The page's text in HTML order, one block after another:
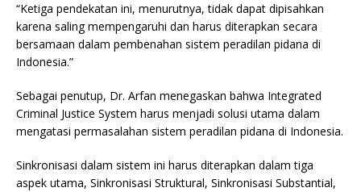
“Ketiga pendekatan ini, menurutnya, tidak dapat dipisahkan
karena saling mempengaruhi dan harus diterapkan secara
bersamaan dalam pembenahan sistem peradilan pidana di
Indonesia.”
Sebagai penutup, Dr. Arfan menegaskan bahwa Integrated
Criminal Justice System harus menjadi solusi utama dalam
mengatasi permasalahan sistem peradilan pidana di Indonesia.
Sinkronisasi dalam sistem ini harus diterapkan dalam tiga
aspek utama, Sinkronisasi Struktural, Sinkronisasi Substantial,